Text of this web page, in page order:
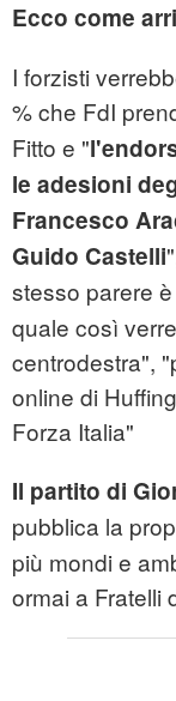
Ecco come
I forzisti
% che FdI
Fitto e "
le adesioni
Francesco
Guido Castelli
stesso parere
quale così
centrodestra",
online di
Forza Italia"
Il partito di
pubblica la
più mondi e
ormai a Fratelli